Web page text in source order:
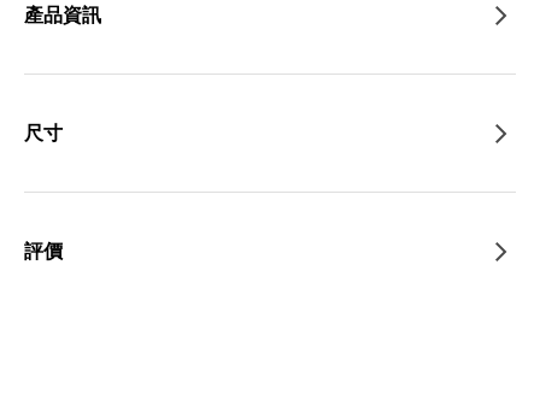
產品資訊
尺寸
評價